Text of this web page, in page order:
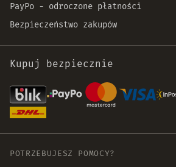
PayPo - odroczone płatności
Bezpieczeństwo zakupów
Kupuj bezpiecznie
POTRZEBUJESZ POMOCY?